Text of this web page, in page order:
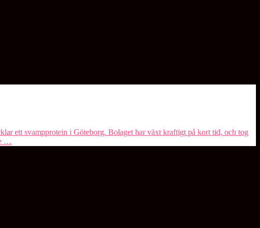
ett svampprotein i Göteborg. Bolaget har växt kraftigt på kort tid, och tog
…